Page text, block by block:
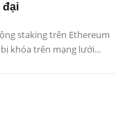
đại
staking trên Ethereum
khóa trên mạng lưới...